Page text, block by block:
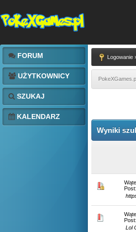
FORUM
UŻYTKOWNICY
SZUKAJ
KALENDARZ
Logowanie
Wyniki
Post:
Post:
Lol